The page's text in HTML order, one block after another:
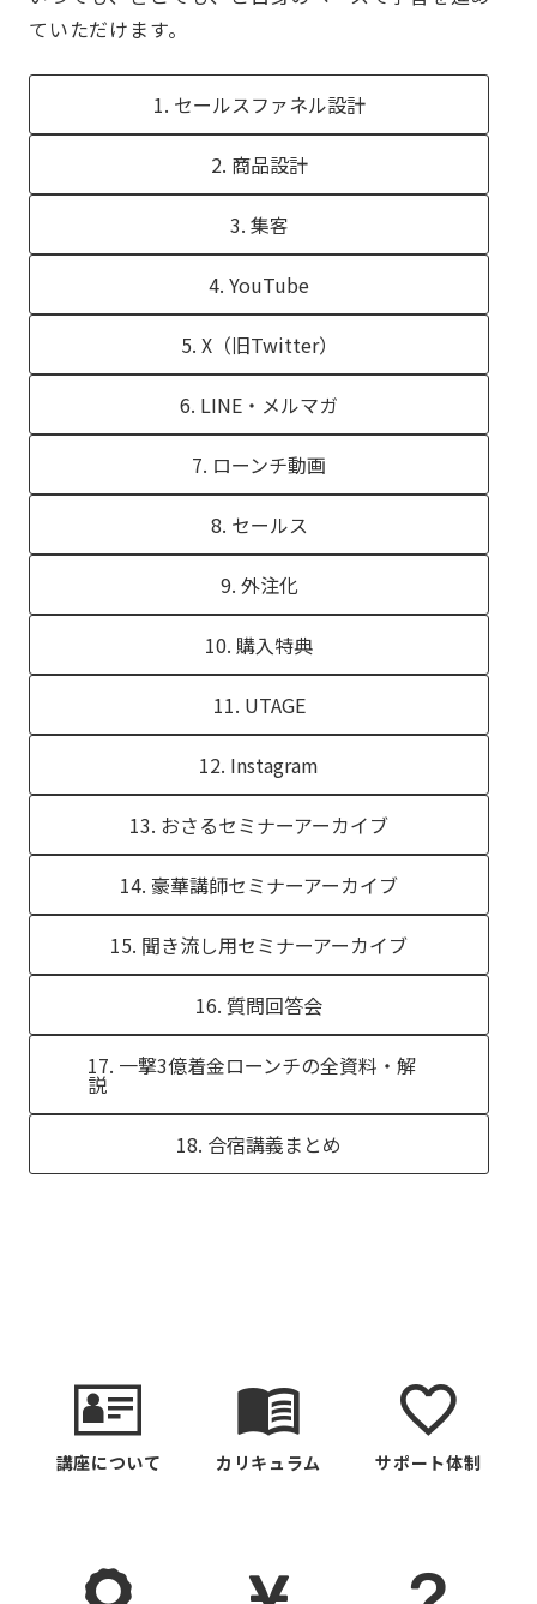
て​いただけます。​
1. セールスファネル設計
2. 商品設計
3. 集客
4. YouTube
5. X（旧Twitter）
6. LINE・メルマガ
7. ローンチ動画
8. セールス
9. 外注化
10. 購入特典
11. UTAGE
12. Instagram
13. おさるセミナーアーカイブ
14. 豪華講師セミナーアーカイブ
15. 聞き流し用セミナーアーカイブ
16. 質問回答会
17. 一撃3億着金ローンチの全資料・解
説
18. 合宿講義まとめ
講座について カリキュラム サポート体制